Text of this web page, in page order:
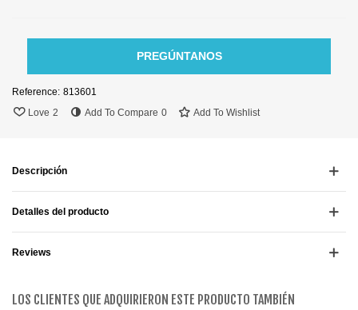
PREGÚNTANOS
Reference: 813601
Love 2 Add To Compare 0 Add To Wishlist
Descripción
Detalles del producto
Reviews
LOS CLIENTES QUE ADQUIRIERON ESTE PRODUCTO TAMBIÉN